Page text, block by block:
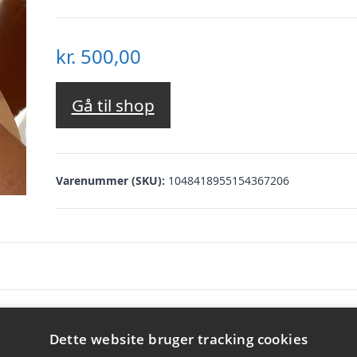
kr. 500,00
Gå til shop
Varenummer (SKU): 1048418955154367206
egen personlige kop i ler hos Galleri
Dette website bruger tracking cookies